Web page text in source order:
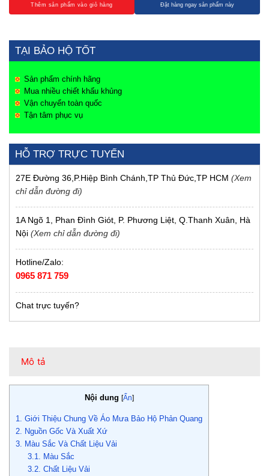
TẠI BẢO HỘ TỐT
Sản phẩm chính hãng
Mua nhiều chiết khấu khủng
Vận chuyển toàn quốc
Tận tâm phục vụ
HỖ TRỢ TRỰC TUYẾN
27E Đường 36,P.Hiệp Bình Chánh,TP Thủ Đức,TP HCM (Xem
chỉ dẫn đường đi)
1A Ngõ 1, Phan Đình Giót, P. Phương Liệt, Q.Thanh Xuân, Hà
Nội (Xem chỉ dẫn đường đi)
Hotline/Zalo:
0965 871 759
Chat trực tuyến?
Mô tả
Nội dung [Ẩn]
1. Giới Thiệu Chung Về Áo Mưa Bảo Hộ Phản Quang
2. Nguồn Gốc Và Xuất Xứ
3. Màu Sắc Và Chất Liệu Vải
3.1. Màu Sắc
3.2. Chất Liệu Vải